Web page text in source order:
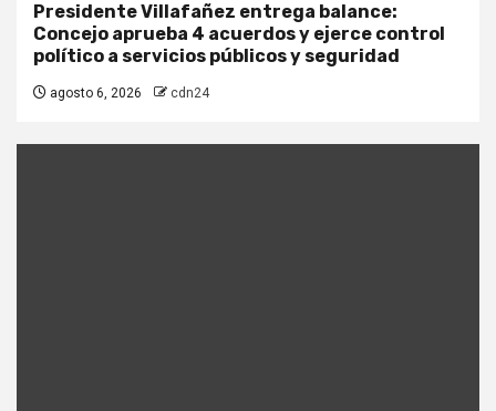
Presidente Villafañez entrega balance:
Concejo aprueba 4 acuerdos y ejerce control
político a servicios públicos y seguridad
agosto 6, 2026 cdn24